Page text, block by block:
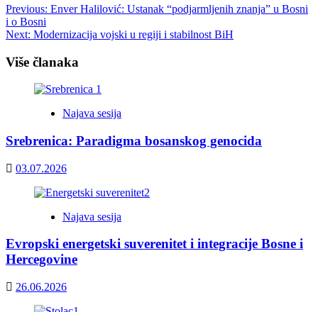
Post
navigation
Previous: Enver Halilović: Ustanak “podjarmljenih znanja” u Bosni
i o Bosni
Next: Modernizacija vojski u regiji i stabilnost BiH
Više članaka
Najava sesija
Srebrenica: Paradigma bosanskog genocida
03.07.2026
Najava sesija
Evropski energetski suverenitet i integracije Bosne i
Hercegovine
26.06.2026